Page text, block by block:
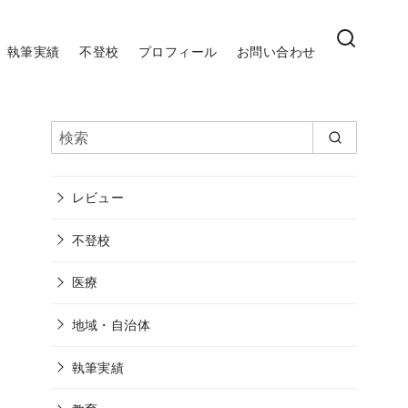
執筆実績 不登校 プロフィール お問い合わせ
レビュー
不登校
医療
地域・自治体
執筆実績